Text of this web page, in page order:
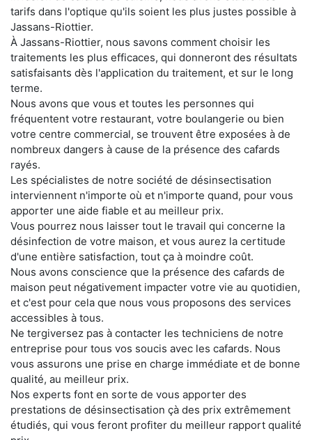
tarifs dans l'optique qu'ils soient les plus justes possible à
Jassans-Riottier.
À Jassans-Riottier, nous savons comment choisir les
traitements les plus efficaces, qui donneront des résultats
satisfaisants dès l'application du traitement, et sur le long
terme.
Nous avons que vous et toutes les personnes qui
fréquentent votre restaurant, votre boulangerie ou bien
votre centre commercial, se trouvent être exposées à de
nombreux dangers à cause de la présence des cafards
rayés.
Les spécialistes de notre société de désinsectisation
interviennent n'importe où et n'importe quand, pour vous
apporter une aide fiable et au meilleur prix.
Vous pourrez nous laisser tout le travail qui concerne la
désinfection de votre maison, et vous aurez la certitude
d'une entière satisfaction, tout ça à moindre coût.
Nous avons conscience que la présence des cafards de
maison peut négativement impacter votre vie au quotidien,
et c'est pour cela que nous vous proposons des services
accessibles à tous.
Ne tergiversez pas à contacter les techniciens de notre
entreprise pour tous vos soucis avec les cafards. Nous
vous assurons une prise en charge immédiate et de bonne
qualité, au meilleur prix.
Nos experts font en sorte de vous apporter des
prestations de désinsectisation çà des prix extrêmement
étudiés, qui vous feront profiter du meilleur rapport qualité